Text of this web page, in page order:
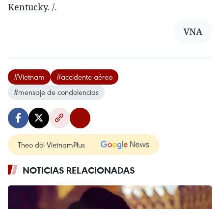
Kentucky. /.
VNA
#Vietnam
#accidente aéreo
#mensaje de condolencias
Theo dõi VietnamPlus
NOTICIAS RELACIONADAS